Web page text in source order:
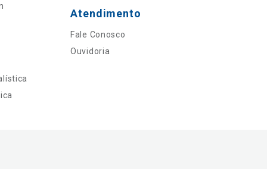
Atendimento
Fale Conosco
Ouvidoria